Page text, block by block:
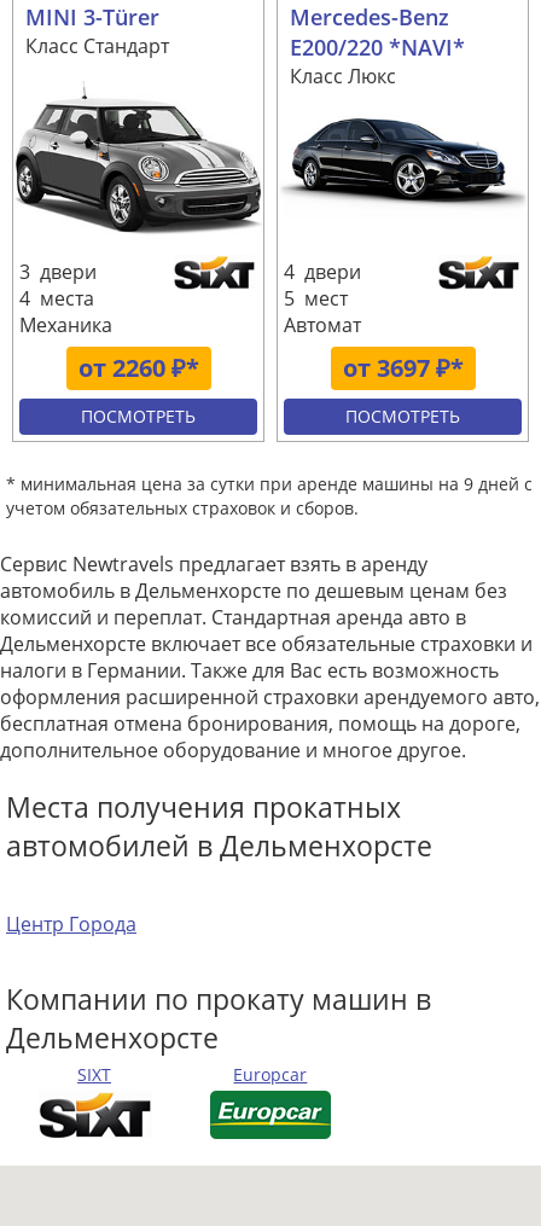
MINI 3-Türer
Класс Стандарт
от 2260 ₽*
3 двери
4 места
Механика
ПОСМОТРЕТЬ
Mercedes-Benz
E200/220 *NAVI*
Класс Люкс
от 3697 ₽*
4 двери
5 мест
Автомат
ПОСМОТРЕТЬ
* минимальная цена за сутки при аренде машины на 9 дней с
учетом обязательных страховок и сборов.
Сервис Newtravels предлагает взять в аренду
автомобиль в Дельменхорсте по дешевым ценам без
комиссий и переплат. Стандартная аренда авто в
Дельменхорсте включает все обязательные страховки и
налоги в Германии. Также для Вас есть возможность
оформления расширенной страховки арендуемого авто,
бесплатная отмена бронирования, помощь на дороге,
дополнительное оборудование и многое другое.
Места получения прокатных
автомобилей в Дельменхорсте
Центр Города
Компании по прокату машин в
Дельменхорсте
SIXT Europcar